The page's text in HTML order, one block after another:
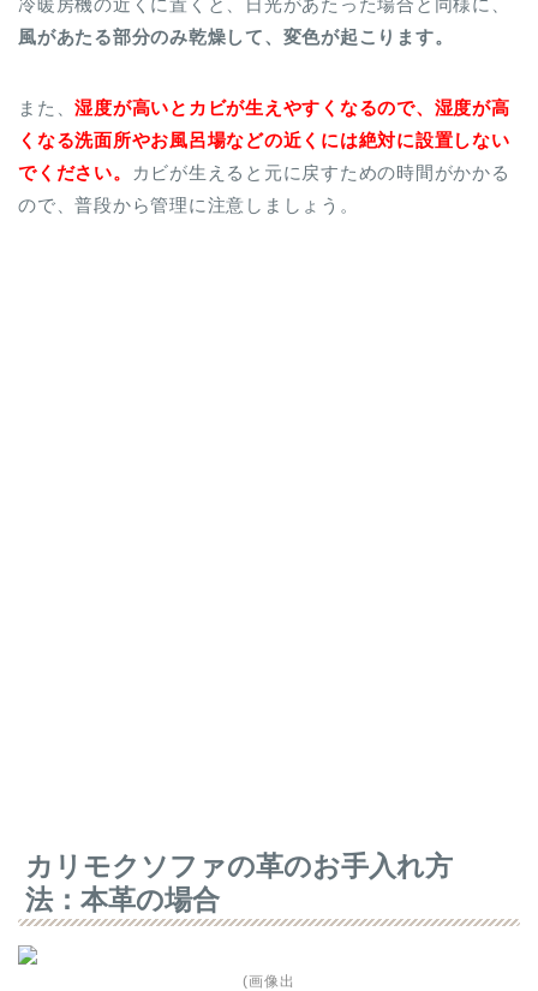
風があたる部分のみ乾燥して、変色が起こります。
また、湿度が高いとカビが生えやすくなるので、湿度が高
くなる洗面所やお風呂場などの近くには絶対に設置しない
でください。
カビが生えると元に戻すための時間がかかる
ので、普段から管理に注意しましょう。
カリモクソファの革のお手入れ方
法：本革の場合
(画像出